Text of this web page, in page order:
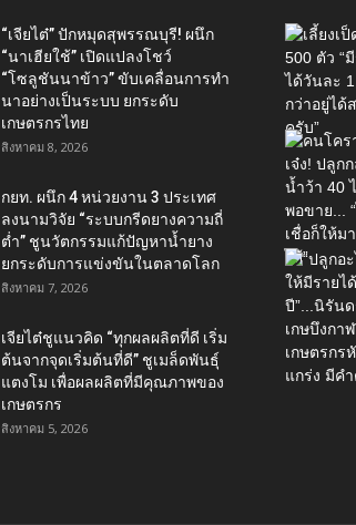
“เจียไต๋” ปักหมุดสุพรรณบุรี! ผนึก
“นาเฮียใช้” เปิดแปลงโชว์
“โซลูชันนาข้าว” ขับเคลื่อนการทำ
นาอย่างเป็นระบบ ยกระดับ
เกษตรกรไทย
สิงหาคม 8, 2026
กยท. ผนึก 4 หน่วยงาน 3 ประเทศ
ลงนามวิจัย “ระบบกรีดยางความถี่
ต่ำ” ชูนวัตกรรมแก้ปัญหาน้ำยาง
ยกระดับการแข่งขันในตลาดโลก
สิงหาคม 7, 2026
เจียไต๋ชูแนวคิด “ทุกผลผลิตที่ดี เริ่ม
ต้นจากจุดเริ่มต้นที่ดี” ชูเมล็ดพันธุ์
แตงโม เพื่อผลผลิตที่มีคุณภาพของ
เกษตรกร
สิงหาคม 5, 2026